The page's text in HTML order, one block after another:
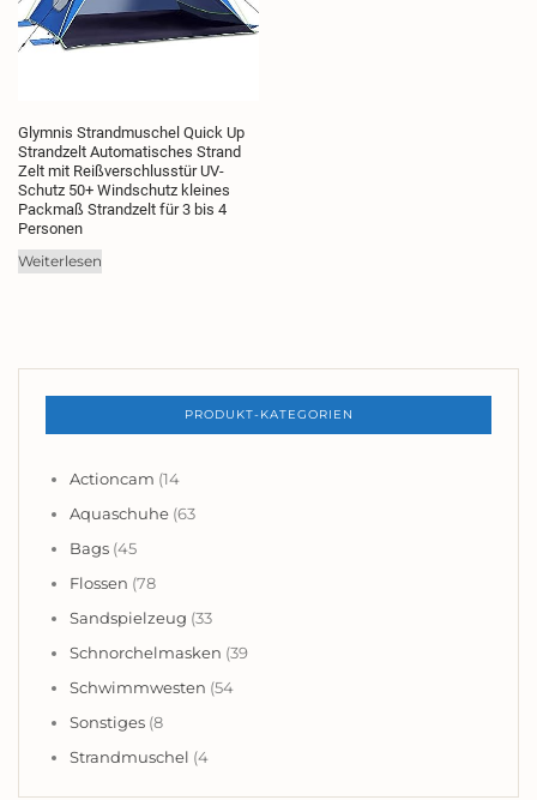
Glymnis Strandmuschel Quick Up
Strandzelt Automatisches Strand
Zelt mit Reißverschlusstür UV-
Schutz 50+ Windschutz kleines
Packmaß Strandzelt für 3 bis 4
Personen
Weiterlesen
PRODUKT-KATEGORIEN
Actioncam (14
Aquaschuhe (63
Bags (45
Flossen (78
Sandspielzeug (33
Schnorchelmasken (39
Schwimmwesten (54
Sonstiges (8
Strandmuschel (4